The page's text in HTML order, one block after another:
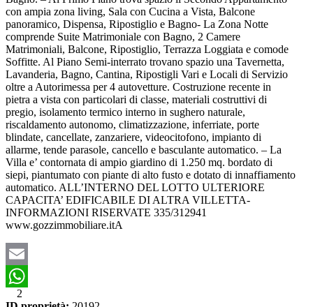
con ampia zona living, Sala con Cucina a Vista, Balcone
panoramico, Dispensa, Ripostiglio e Bagno- La Zona Notte
comprende Suite Matrimoniale con Bagno, 2 Camere
Matrimoniali, Balcone, Ripostiglio, Terrazza Loggiata e comode
Soffitte. Al Piano Semi-interrato trovano spazio una Tavernetta,
Lavanderia, Bagno, Cantina, Ripostigli Vari e Locali di Servizio
oltre a Autorimessa per 4 autovetture. Costruzione recente in
pietra a vista con particolari di classe, materiali costruttivi di
pregio, isolamento termico interno in sughero naturale,
riscaldamento autonomo, climatizzazione, inferriate, porte
blindate, cancellate, zanzariere, videocitofono, impianto di
allarme, tende parasole, cancello e basculante automatico. – La
Villa e’ contornata di ampio giardino di 1.250 mq. bordato di
siepi, piantumato con piante di alto fusto e dotato di innaffiamento
automatico. ALL’INTERNO DEL LOTTO ULTERIORE
CAPACITA’ EDIFICABILE DI ALTRA VILLETTA-
INFORMAZIONI RISERVATE 335/312941
www.gozzimmobiliare.itA
Email
WhatsApp
2